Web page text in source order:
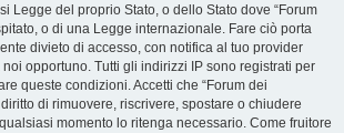
Legge del proprio Stato, o dello Stato dove “Forum
o di una Legge internazionale. Fare ciò porta
divieto di accesso, con notifica al tuo provider
noi opportuno. Tutti gli indirizzi IP sono registrati per
queste condizioni. Accetti che “Forum dei
di rimuovere, riscrivere, spostare o chiudere
momento lo ritenga necessario. Come fruitore